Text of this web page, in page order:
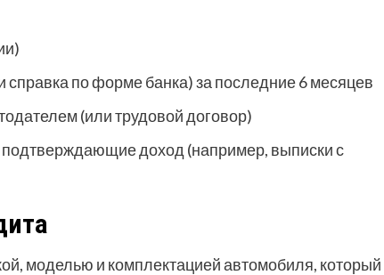
по форме банка) за последние 6 месяцев
(или трудовой договор)
доход (например, выписки с
моделью и комплектацией автомобиля, который